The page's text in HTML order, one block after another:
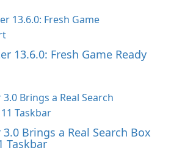
13.6.0: Fresh Game Ready
Brings a Real Search Box
Taskbar